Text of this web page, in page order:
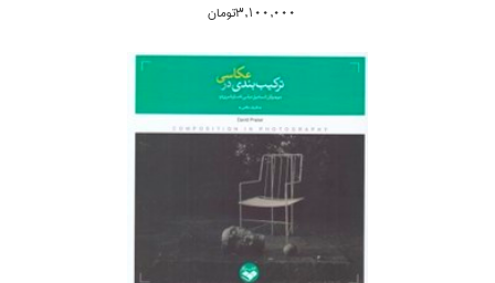
3,100,000تومان